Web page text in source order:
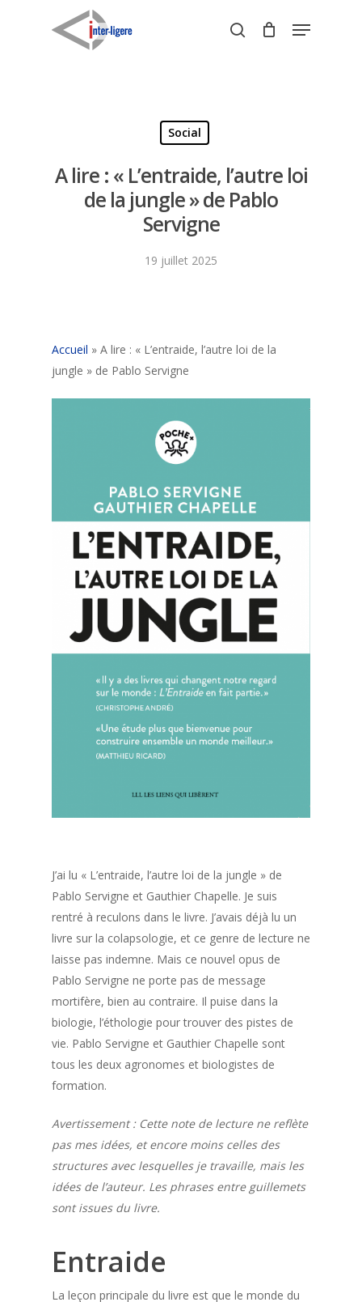
search
Menu
Social
A lire : « L’entraide, l’autre loi
de la jungle » de Pablo
Servigne
19 juillet 2025
Accueil » A lire : « L’entraide, l’autre loi de la
jungle » de Pablo Servigne
J’ai lu « L’entraide, l’autre loi de la jungle » de
Pablo Servigne et Gauthier Chapelle. Je suis
rentré à reculons dans le livre. J’avais déjà lu un
livre sur la colapsologie, et ce genre de lecture ne
laisse pas indemne. Mais ce nouvel opus de
Pablo Servigne ne porte pas de message
mortifère, bien au contraire. Il puise dans la
biologie, l’éthologie pour trouver des pistes de
vie. Pablo Servigne et Gauthier Chapelle sont
tous les deux agronomes et biologistes de
formation.
Avertissement : Cette note de lecture ne reflète
pas mes idées, et encore moins celles des
structures avec lesquelles je travaille, mais les
idées de l’auteur. Les phrases entre guillemets
sont issues du livre.
Entraide
La leçon principale du livre est que le monde du